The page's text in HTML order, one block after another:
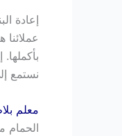
إعادة
بأكملها.
نستمع
معلم
الحمام